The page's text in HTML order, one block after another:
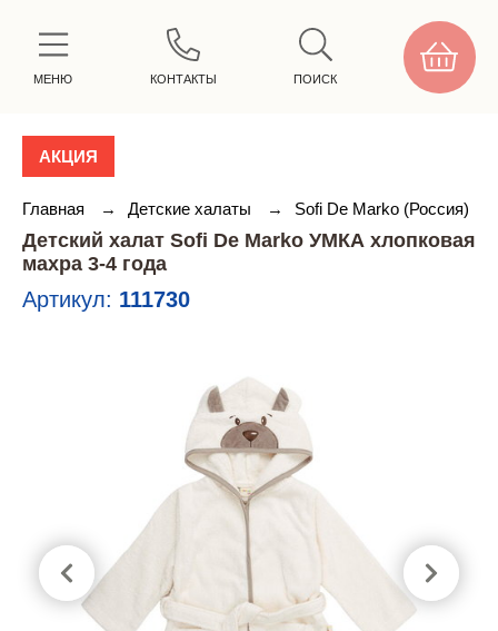
МЕНЮ КОНТАКТЫ ПОИСК
АКЦИЯ
Главная → Детские халаты → Sofi De Marko (Россия)
Детский халат Sofi De Marko УМКА хлопковая
махра 3-4 года
Артикул: 111730